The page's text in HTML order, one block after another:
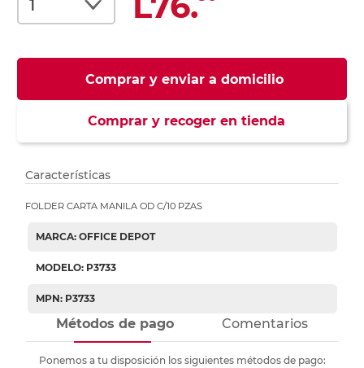
Comprar y enviar a domicilio
Comprar y recoger en tienda
Características
FOLDER CARTA MANILA OD C/10 PZAS
MARCA: OFFICE DEPOT
MODELO: P3733
MPN: P3733
Métodos de pago Comentarios
Ponemos a tu disposición los siguientes métodos de pago: